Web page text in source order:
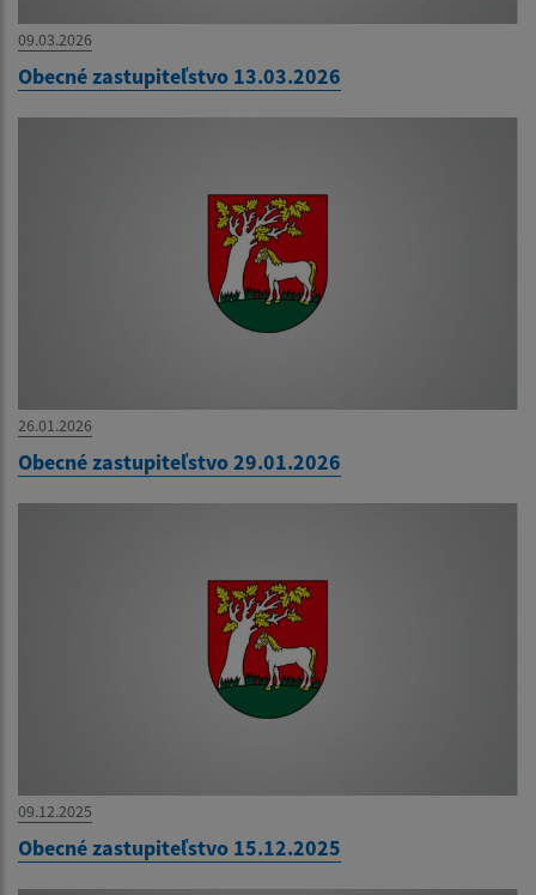
09.03.2026
Obecné zastupiteľstvo 13.03.2026
26.01.2026
Obecné zastupiteľstvo 29.01.2026
09.12.2025
Obecné zastupiteľstvo 15.12.2025